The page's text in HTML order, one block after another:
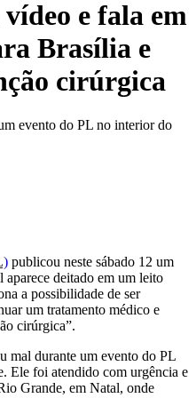
e fala em
Brasília e
cirúrgica
evento do PL no interior do
publicou neste sábado 12 um
aparece deitado em um leito
a possibilidade de ser
um tratamento médico e
cirúrgica”.
mal durante um evento do PL
Ele foi atendido com urgência e
Grande, em Natal, onde